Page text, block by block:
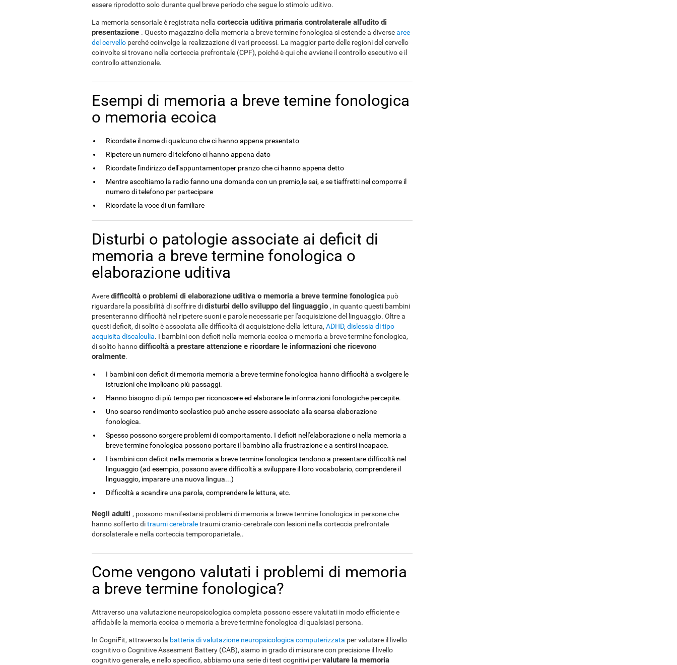
essere riprodotto solo durante quel breve periodo che segue lo stimolo uditivo.
La memoria sensoriale è registrata nella corteccia uditiva primaria controlaterale all'udito di
presentazione . Questo magazzino della memoria a breve termine fonologica si estende a diversearee
del cervello perché coinvolge la realizzazione di vari processi. La maggior parte delle regioni del cervello
coinvolte si trovano nella corteccia prefrontale (CPF), poiché è qui che avviene il controllo esecutivo e il
controllo attenzionale.
Esempi di memoria a breve temine fonologica
o memoria ecoica
Ricordate il nome di qualcuno che ci hanno appena presentato
Ripetere un numero di telefono ci hanno appena dato
Ricordate l'indirizzo dell'appuntamentoper pranzo che ci hanno appena detto
Mentre ascoltiamo la radio fanno una domanda con un premio,le sai, e se tiaffretti nel comporre il
numero di telefono per partecipare
Ricordate la voce di un familiare
Disturbi o patologie associate ai deficit di
memoria a breve termine fonologica o
elaborazione uditiva
Averedifficoltà o problemi di elaborazione uditiva o memoria a breve termine fonologica può
riguardare la possibilità di soffrire didisturbi dello sviluppo del linguaggio , in quanto questi bambini
presenteranno difficoltà nel ripetere suoni e parole necessarie per l'acquisizione del linguaggio. Oltre a
questi deficit, di solito è associata alle difficoltà di acquisizione della lettura, ADHD, dislessia di tipo
acquisita discalculia. I bambini con deficit nella memoria ecoica o memoria a breve termine fonologica,
di solito hannodifficoltà a prestare attenzione e ricordare le informazioni che ricevono
oralmente.
I bambini con deficit di memoria memoria a breve termine fonologica hanno difficoltà a svolgere le
istruzioni che implicano più passaggi.
Hanno bisogno di più tempo per riconoscere ed elaborare le informazioni fonologiche percepite.
Uno scarso rendimento scolastico può anche essere associato alla scarsa elaborazione
fonologica.
Spesso possono sorgere problemi di comportamento. I deficit nell'elaborazione o nella memoria a
breve termine fonologica possono portare il bambino alla frustrazione e a sentirsi incapace.
I bambini con deficit nella memoria a breve termine fonologica tendono a presentare difficoltà nel
linguaggio (ad esempio, possono avere difficoltà a sviluppare il loro vocabolario, comprendere il
linguaggio, imparare una nuova lingua...)
Difficoltà a scandire una parola, comprendere le lettura, etc.
Negli adulti , possono manifestarsi problemi di memoria a breve termine fonologica in persone che
hanno sofferto ditraumi cerebraletraumi cranio-cerebrale con lesioni nella corteccia prefrontale
dorsolaterale e nella corteccia temporoparietale..
Come vengono valutati i problemi di memoria
a breve termine fonologica?
Attraverso una valutazione neuropsicologica completa possono essere valutati in modo efficiente e
affidabile la memoria ecoica o memoria a breve termine fonologica di qualsiasi persona.
In CogniFit, attraverso la batteria di valutazione neuropsicologica computerizzata per valutare il livello
cognitivo o Cognitive Assesment Battery (CAB), siamo in grado di misurare con precisione il livello
cognitivo generale, e nello specifico, abbiamo una serie di test cognitivi pervalutare la memoria